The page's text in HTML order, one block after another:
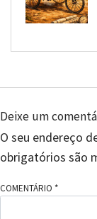
Deixe um
O seu endereço
obrigatórios são
COMENTÁRIO *